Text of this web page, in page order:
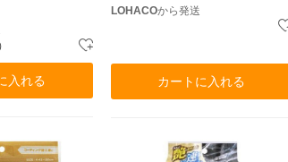
入れる
LOHACOから発送
カートに入れる